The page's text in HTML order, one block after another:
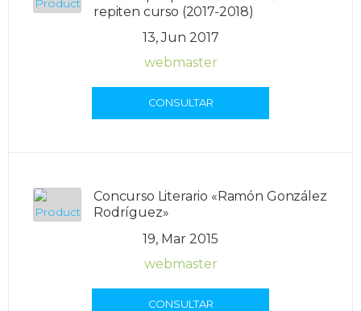
repiten curso (2017-2018)
13, Jun 2017
webmaster
CONSULTAR
Concurso Literario «Ramón González
Rodríguez»
19, Mar 2015
webmaster
CONSULTAR